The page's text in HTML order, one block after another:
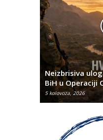
Neizbrisiva
BiH u Operaciji
5 kolovoza, 2026